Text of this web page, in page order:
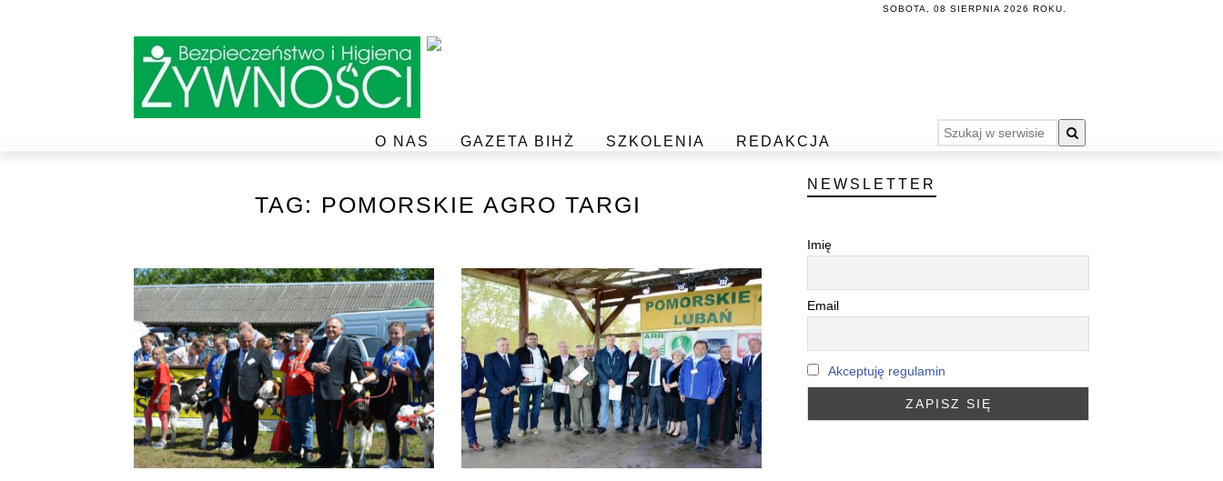
SOBOTA, 08 SIERPNIA 2026 ROKU.
O NAS GAZETA BIHŻ SZKOLENIA REDAKCJA
TAG: POMORSKIE AGRO TARGI
NEWSLETTER
Imię
Email
Akceptuję regulamin